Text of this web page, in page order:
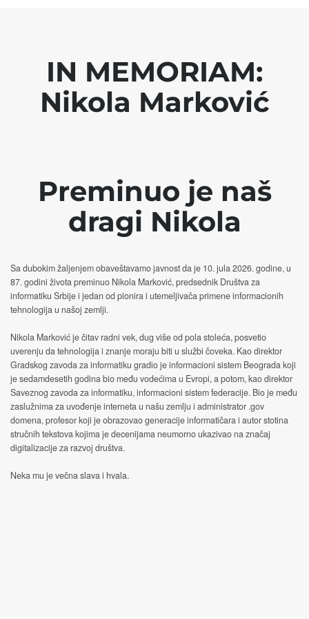
IN MEMORIAM:
Nikola Marković
Preminuo je naš
dragi Nikola
Sa dubokim žaljenjem obaveštavamo javnost da je 10. jula 2026. godine, u
87. godini života preminuo Nikola Marković, predsednik Društva za
informatiku Srbije i jedan od pionira i utemeljivača primene informacionih
tehnologija u našoj zemlji.
Nikola Marković je čitav radni vek, dug više od pola stoleća, posvetio
uverenju da tehnologija i znanje moraju biti u službi čoveka. Kao direktor
Gradskog zavoda za informatiku gradio je informacioni sistem Beograda koji
je sedamdesetih godina bio među vodećima u Evropi, a potom, kao direktor
Saveznog zavoda za informatiku, informacioni sistem federacije. Bio je među
zaslužnima za uvođenje interneta u našu zemlju i administrator .gov
domena, profesor koji je obrazovao generacije informatičara i autor stotina
stručnih tekstova kojima je decenijama neumorno ukazivao na značaj
digitalizacije za razvoj društva.
Neka mu je večna slava i hvala.